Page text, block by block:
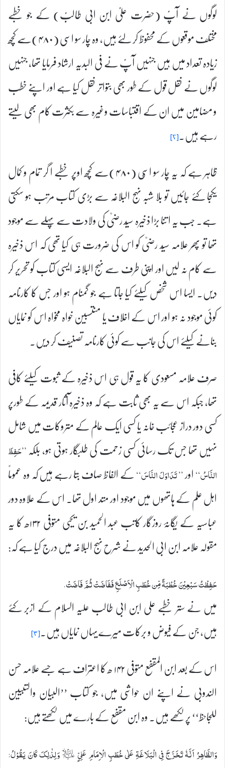
لوگوں نے آپؑ (حضرت علیؑ ابن ابی طالبؑ) کے جو خطبے
مختلف موقعوں کے محفوظ کر لئے ہیں، وہ چار سو اسی (۴۸۰)سے کچھ
زیادہ تعداد میں ہیں جنہیں آپؑ نے فی البدیہ ارشاد فرمایا تھا، جنہیں
لوگوں نے نقل قول کے طور بھی بتواتر نقل کیا ہے اور اپنے خطب
و مضامین میں ان کے اقتباسات وغیرہ سے بکثرت کام بھی لیتے
رہے ہیں۔[۲]
ظاہر ہے کہ یہ چار سو اسّی (۴۸۰)سے کچھ اوپر خطبے ا گر تمام و کمال
یکجا کئے جائیں تو بلا شبہ نہج البلاغہ سے بڑی کتاب مرتب ہو سکتی
ہے۔ جب یہ ا تنا بڑا ذخیرہ سیّد رضیؒ کی ولادت سے پہلے سے موجود
تھا تو پھر علامہ سیّد رضیؒ کو اس کی ضرورت ہی کیا تھی کہ اس ذخیرہ
سے کام نہ لیں اور اپنی طرف سے نہج البلاغہ ایسی کتاب کو تحریر کر
دیں۔ ایسا اس شخص کیلئے کیا جاتا ہے جو گمنام ہو اور جس کا کارنامہ
کوئی موجود نہ ہو اور اس کے اخلاف یا منتسبین خواہ مخواہ اس کو نمایاں
بنانے کیلئے اس کی جانب سے کوئی کارنامہ تصنیف کر دیں۔
صرف علامہ مسعودی کا یہ قول ہی اس ذخیرہ کے ثبوت کیلئے کافی
تھا، جبکہ اس سے یہ بھی ثابت ہے کہ وہ ذخیرہ آثار قدیمہ کے طورپر
کسی دور دراز عجائب خانہ یا کسی ایک عالم کے متروکات میں شامل
نہیں تھا جس تک رسائی کسی زحمت کی طلبگار ہوتی ہو، بلکہ’’حَفِظَ
النَّاسُ‘‘اور’’ تَدَاوَلَ النَّاسَ‘‘کے الفاظ صاف بتا رہے ہیں کہ وہ عموماً
اہل علم کے ہاتھوں میں موجود اور متد اول تھا۔ اس کے علاوہ دور
عباسیہ کے یگانۂ روزگار کاتب عبد الحمید بن یحیی متوفی ۱۳۲ھ کا یہ
مقولہ علامہ ابن ابی الحدید نے شرح نہج البلاغہ میں درج کیا ہے کہ:
حَفِظْتُ سَبْعِيْنَ خُطْبَةً مِّن خُطَبِ الْاَصْلَعِ فَفَاضَتْ ثُمَّ فَاضَتْ.
میں نے ستر خطبے علی ابن ابی طالب علیہ السلام کے ازبر کئے
ہیں، جن کے فیوض و برکات میرے یہاں نمایاں ہیں۔[۳]
اس کے بعد ابن المقفع متوفی ۱۴۲ ھ کا اعتراف ہے جسے علامہ حسن
الندوبی نے اپنے ان حواشی میں، جو کتاب ’’البیان والتبیین
للجاحظ‘‘ پر لکھے ہیں۔ وہ ابن مقفع کے بارے میں لکھتے ہیں:
وَالظَّاهِرُ اَنَّهٗ تَخَرَّجَ فِی الْبَلَاغَةِ عَلٰى خُطَبِ الْاِمَامِ عَلِیٍّ ؑ وَلِذٰلِکَ كَانَ يَقُوْلُ: